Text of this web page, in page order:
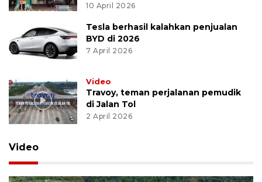
10 April 2026
Tesla berhasil kalahkan penjualan
BYD di 2026
7 April 2026
Video
Travoy, teman perjalanan pemudik
di Jalan Tol
2 April 2026
Video